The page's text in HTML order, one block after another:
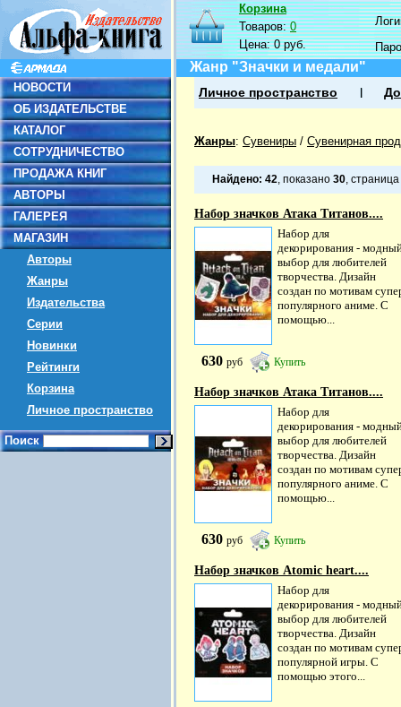
НОВОСТИ
ОБ ИЗДАТЕЛЬСТВЕ
КАТАЛОГ
СОТРУДНИЧЕСТВО
ПРОДАЖА КНИГ
АВТОРЫ
ГАЛЕРЕЯ
МАГАЗИН
Авторы
Жанры
Издательства
Серии
Новинки
Рейтинги
Корзина
Личное пространство
Поиск
Корзина
Товаров:0
Цена:0 руб.
Жанр "Значки и медали"
Личное пространство
Жанры: Сувениры / Сувенирная
Найдено: 42, показано 30, страница
Набор значков Атака Титанов....
Набор для
декорирования -
выбор для любителей
творчества. Дизайн
создан по мотивам
популярного аниме. С
помощью...
630 руб Купить
Набор значков Атака Титанов....
Набор для
декорирования -
выбор для любителей
творчества. Дизайн
создан по мотивам
популярного аниме. С
помощью...
630 руб Купить
Набор значков Atomic heart....
Набор для
декорирования -
выбор для любителей
творчества. Дизайн
создан по мотивам
популярной игры. С
помощью этого...